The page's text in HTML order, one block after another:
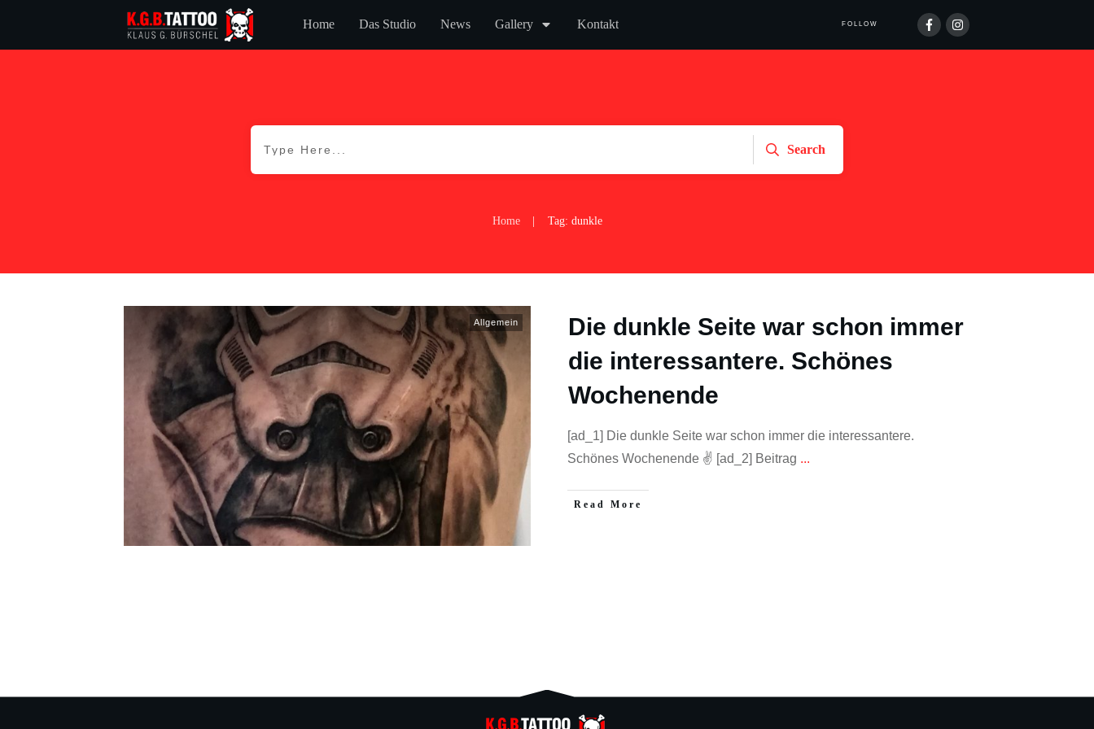
Home Das Studio News Gallery Kontakt FOLLOW
Search
Home Tag: dunkle
Allgemein
Die dunkle Seite war schon immer
die interessantere. Schönes
Wochenende
[ad_1] Die dunkle Seite war schon immer die interessantere.
Schönes Wochenende ✌️ [ad_2] Beitrag ...
Read More